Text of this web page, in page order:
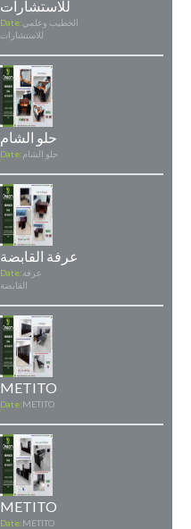
للاستشارات
Date:الخطيب وعلمي
للاستشارات
حلو الشام
Date: حلو الشام
عرفة القابضة
Date:عرفة
القابضة
METITO
Date:METITO
METITO
Date:METITO